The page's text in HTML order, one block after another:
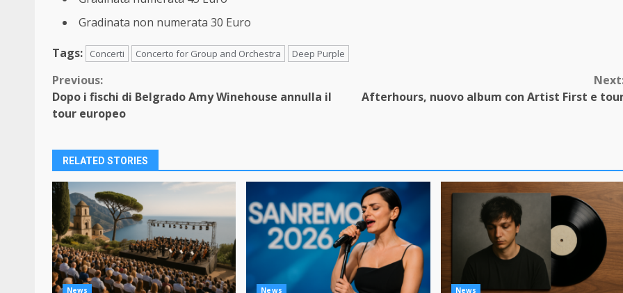
Gradinata non numerata 30 Euro
Tags:
Concerti Concerto for Group and Orchestra Deep Purple
Continue
Reading
Previous:
Dopo i fischi di Belgrado Amy Winehouse annulla il
tour europeo
Afterhours, nuovo album con Artist First e
RELATED STORIES
News News News